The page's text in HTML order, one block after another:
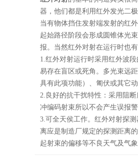
器，他们都是利用红外发光二
当有物体挡住发射端发射的红
起始路径阶段会形成圆锥体光
报。当然红外对射在运行时也
1.红外对射运行时采用红外波
易存在盲区或死角。多光束远
具有此项功能）、匍伏或其它
2.良好的抗干扰特性：采用阻
冲编码射束所以不会产生误报
3.可全天侯工作。红外对射探
离应是制造厂规定的探测距离
起射束的偏移等不良天气及气象